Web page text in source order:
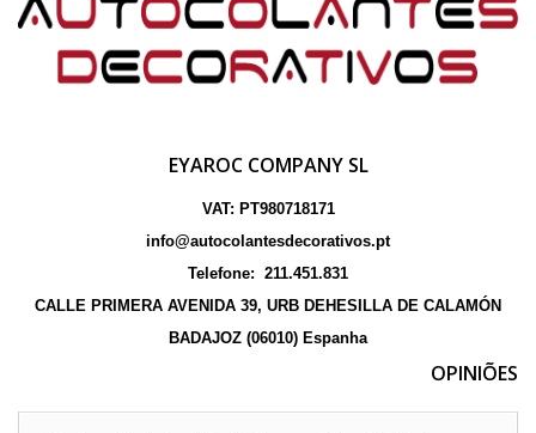
EYAROC COMPANY SL
VAT: PT980718171
info@autocolantesdecorativos.pt
Telefone: 211.451.831
CALLE PRIMERA AVENIDA 39, URB DEHESILLA DE CALAMÓN
BADAJOZ (06010) Espanha
OPINIÕES